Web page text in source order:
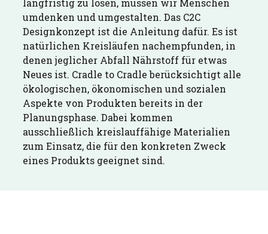
langfristig zu lösen, müssen wir Menschen
umdenken und umgestalten. Das C2C
Designkonzept ist die Anleitung dafür. Es ist
natürlichen Kreisläufen nachempfunden, in
denen jeglicher Abfall Nährstoff für etwas
Neues ist. Cradle to Cradle berücksichtigt alle
ökologischen, ökonomischen und sozialen
Aspekte von Produkten bereits in der
Planungsphase. Dabei kommen
ausschließlich kreislauffähige Materialien
zum Einsatz, die für den konkreten Zweck
eines Produkts geeignet sind.